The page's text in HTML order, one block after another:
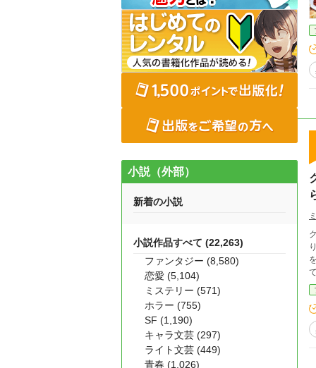
小説（外部）
新着の小説
小説作品すべて (22,263)
ファンタジー (8,580)
恋愛 (5,104)
ミステリー (571)
ホラー (755)
SF (1,190)
キャラ文芸 (297)
ライト文芸 (449)
青春 (1,026)